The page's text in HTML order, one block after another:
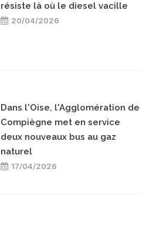
résiste là où le diesel vacille
20/04/2026
Dans l'Oise, l'Agglomération de
Compiègne met en service
deux nouveaux bus au gaz
naturel
17/04/2026